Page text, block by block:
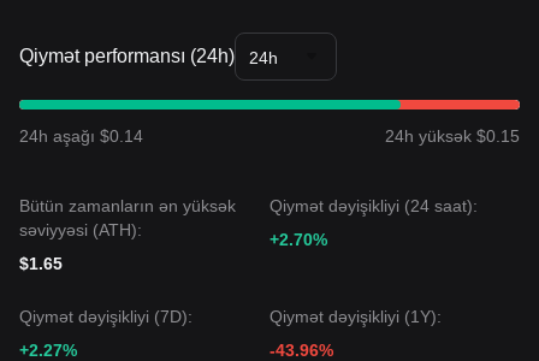
Qiymət performansı (24h) 24h
24h aşağı $0.14 24h yüksək $0.15
Bütün zamanların ən yüksək
səviyyəsi (ATH):
$1.65
Qiymət dəyişikliyi (24 saat):
+2.70%
Qiymət dəyişikliyi (7D):
+2.27%
Qiymət dəyişikliyi (1Y):
-43.96%